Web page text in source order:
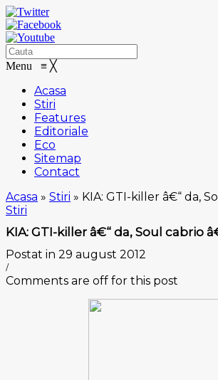
Menu ≡ ╳
Acasa
Stiri
Features
Editoriale
Eco
Sitemap
Contact
Acasa » Stiri » KIA: GTI-killer â€“ da,
Stiri
KIA: GTI-killer â€“ da, Soul cabrio
Postat in 29 august 2012
/
Comments are off for this post